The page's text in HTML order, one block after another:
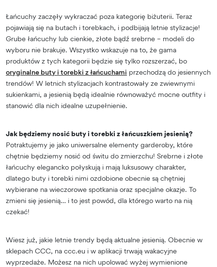
Łańcuchy zaczęły wykraczać poza kategorię biżuterii. Teraz
pojawiają się na butach i torebkach, i podbijają letnie stylizacje!
Grube łańcuchy lub cienkie, złote bądź srebrne – modeli do
wyboru nie brakuje. Wszystko wskazuje na to, że gama
produktów z tych kategorii będzie się tylko rozszerzać, bo
oryginalne buty i torebki z łańcuchami przechodzą do jesiennych
trendów! W letnich stylizacjach kontrastowały ze zwiewnymi
sukienkami, a jesienią będą idealnie równoważyć mocne outfity i
stanowić dla nich idealne uzupełnienie.
Jak będziemy nosić buty i torebki z łańcuszkiem jesienią?
Potraktujemy je jako uniwersalne elementy garderoby, które
chętnie będziemy nosić od świtu do zmierzchu! Srebrne i złote
łańcuchy elegancko połyskują i mają luksusowy charakter,
dlatego buty i torebki nimi ozdobione obecnie są chętniej
wybierane na wieczorowe spotkania oraz specjalne okazje. To
zmieni się jesienią… i to jest powód, dla którego warto na nią
czekać!
Wiesz już, jakie letnie trendy będą aktualne jesienią. Obecnie w
sklepach CCC, na ccc.eu i w aplikacji trwają wakacyjne
wyprzedaże. Możesz na nich upolować wyżej wymienione